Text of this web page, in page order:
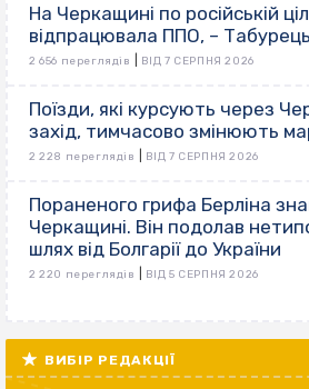
На Черкащині по російській
відпрацювала ППО, – Табурець
2 656 переглядів ВІД 7 СЕРПНЯ 2026
Поїзди, які курсують через
захід, тимчасово змінюють
2 228 переглядів ВІД 7 СЕРПНЯ 2026
Пораненого грифа Берліна
Черкащині. Він подолав
шлях від Болгарії до України
2 220 переглядів ВІД 5 СЕРПНЯ 2026
ВИБІР РЕДАКЦІЇ